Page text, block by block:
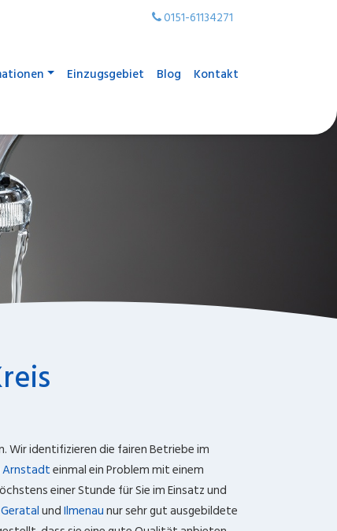
0151-61134271
Einzugsgebiet Blog Kontakt
Wir identifizieren die fairen Betriebe im
Arnstadteinmal ein Problem mit einem
einer Stunde für Sie im Einsatz und
GeratalundIlmenaunur sehr gut ausgebildete